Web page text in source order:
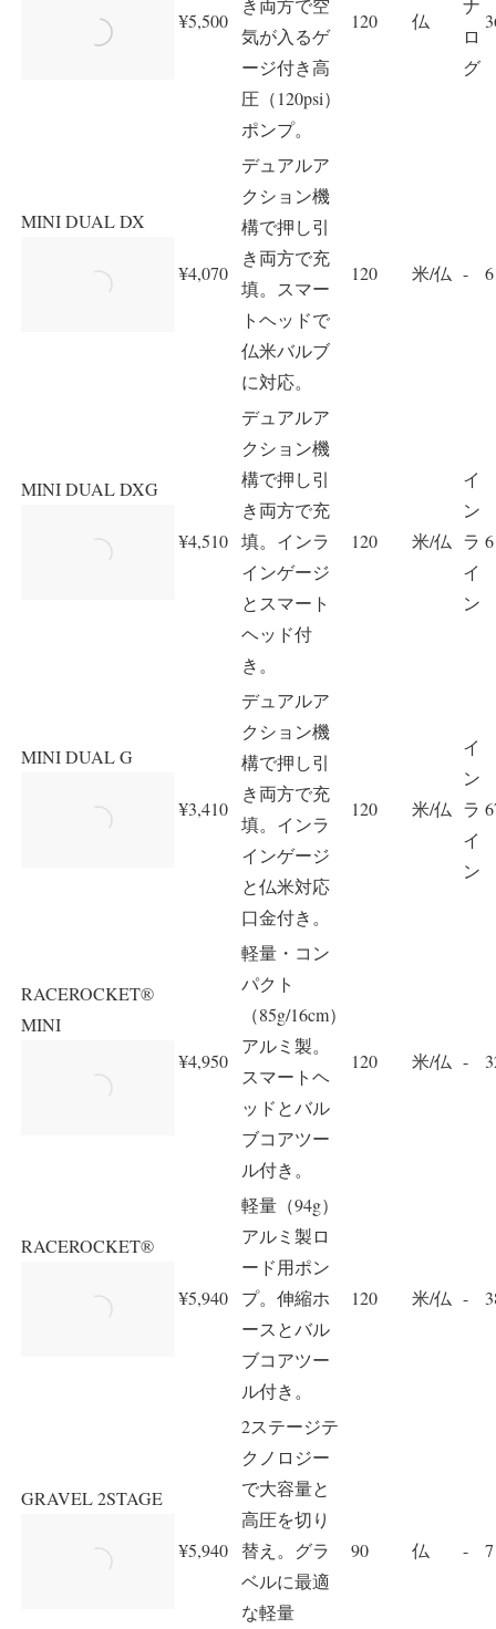
¥5,500
き両方で空
気が入るゲ
ージ付き高
圧（120psi）
ポンプ。
120 仏
ナ
ロ
グ
MINI DUAL DX
¥4,070
デュアルア
クション機
構で押し引
き両方で充
填。スマー
トヘッドで
仏米バルブ
に対応。
120 米/仏 -
MINI DUAL DXG
¥4,510
デュアルア
クション機
構で押し引
き両方で充
填。インラ
インゲージ
とスマート
ヘッド付
き。
120 米/仏
イ
ン
ラ
イ
ン
MINI DUAL G
¥3,410
デュアルア
クション機
構で押し引
き両方で充
填。インラ
インゲージ
と仏米対応
口金付き。
120 米/仏
イ
ン
ラ
イ
ン
RACEROCKET®
MINI
¥4,950
軽量・コン
パクト
（85g/16cm）
アルミ製。
スマートヘ
ッドとバル
ブコアツー
ル付き。
120 米/仏 -
RACEROCKET®
¥5,940
軽量（94g）
アルミ製ロ
ード用ポン
プ。伸縮ホ
ースとバル
ブコアツー
ル付き。
120 米/仏 -
GRAVEL 2STAGE
¥5,940
2ステージテ
クノロジー
で大容量と
高圧を切り
替え。グラ
ベルに最適
な軽量
90 仏 -